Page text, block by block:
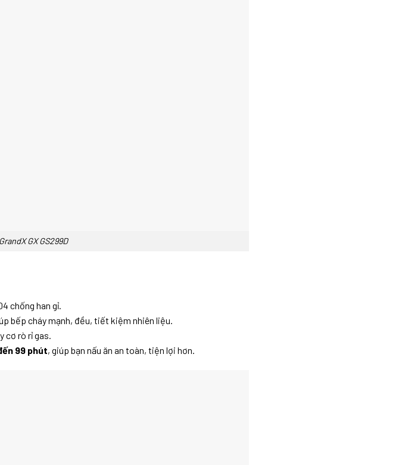
GX GS299D
chống han gỉ.
bếp cháy mạnh, đều, tiết kiệm nhiên liệu.
cơ rò rỉ gas.
99 phút, giúp bạn nấu ăn an toàn, tiện lợi hơn.